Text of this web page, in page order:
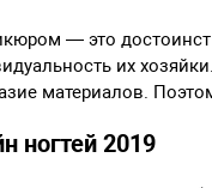
— это
их
материалов.
ногтей 2019